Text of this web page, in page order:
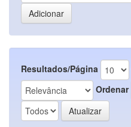
Resultados/Página
Ordenar